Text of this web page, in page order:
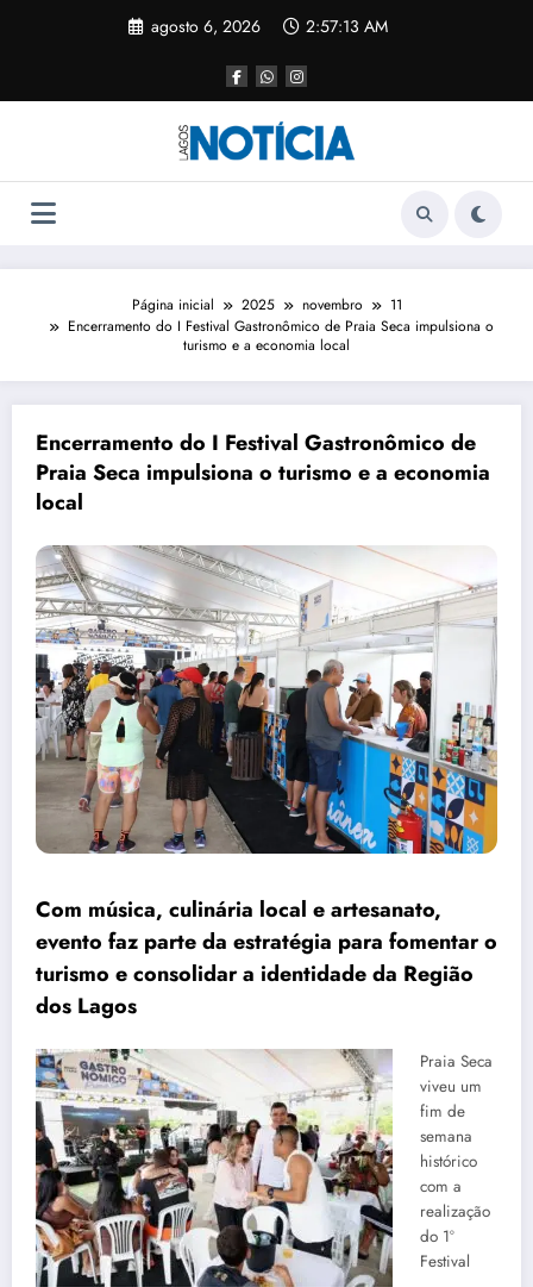
agosto 6, 2026 2:57:13 AM
Página inicial 2025 novembro
11
Encerramento do I Festival Gastronômico de Praia Seca impulsiona o
turismo e a economia local
Encerramento do I Festival Gastronômico de
Praia Seca impulsiona o turismo e a economia
local
Com música, culinária local e artesanato,
evento faz parte da estratégia para fomentar o
turismo e consolidar a identidade da Região
dos Lagos
Praia Seca
viveu um
fim de
semana
histórico
com a
realização
do 1º
Festival